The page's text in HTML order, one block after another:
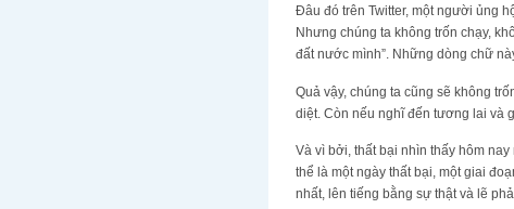
Đâu đó trên Twitter, một người ủng
Nhưng chúng ta không trốn chạy,
đất nước mình”. Những dòng chữ
Quả vậy, chúng ta cũng sẽ không
diệt. Còn nếu nghĩ đến tương lai và
Và vì bởi, thất bại nhìn thấy hôm
thể là một ngày thất bại, một giai
nhất, lên tiếng bằng sự thật và lẽ